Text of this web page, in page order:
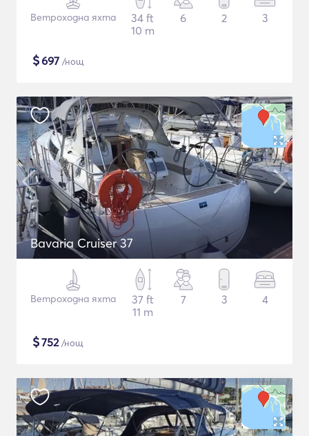
Ветроходна яхта
34 ft
10 m
6 2 3
$697 /нощ
Bavaria Cruiser 37
Ветроходна яхта
37 ft
11 m
7 3 4
$752/нощ